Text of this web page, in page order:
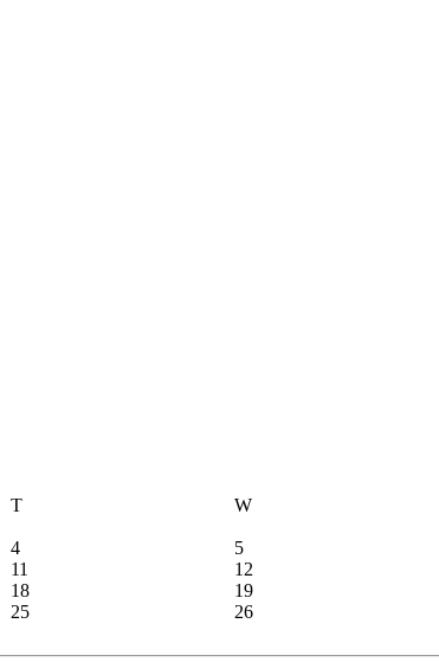
T W
4 5
11 12
18 19
25 26